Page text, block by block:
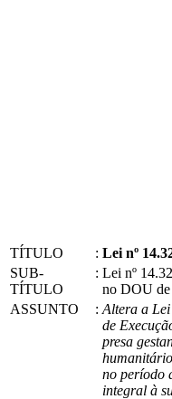
TÍTULO : Lei nº
SUB-
TÍTULO
: Lei nº
no DOU
ASSUNTO
: Altera a Lei
de
presa
no período
integral à